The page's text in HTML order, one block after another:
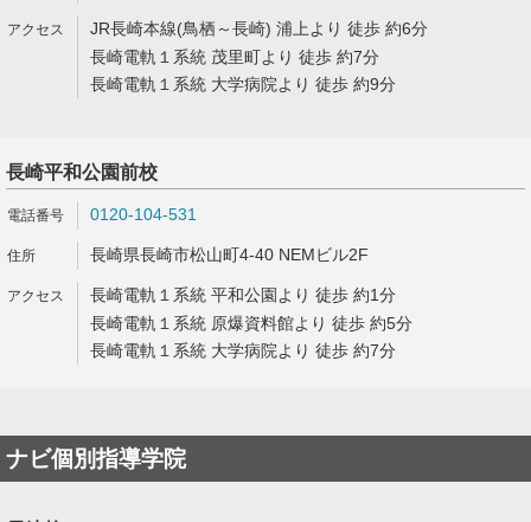
JR長崎本線(鳥栖～長崎) 浦上より 徒歩 約6分
長崎電軌１系統 茂里町より 徒歩 約7分
長崎電軌１系統 大学病院より 徒歩 約9分
長崎平和公園前校
0120-104-531
長崎県長崎市松山町4-40 NEMビル2F
長崎電軌１系統 平和公園より 徒歩 約1分
長崎電軌１系統 原爆資料館より 徒歩 約5分
長崎電軌１系統 大学病院より 徒歩 約7分
ナビ個別指導学院